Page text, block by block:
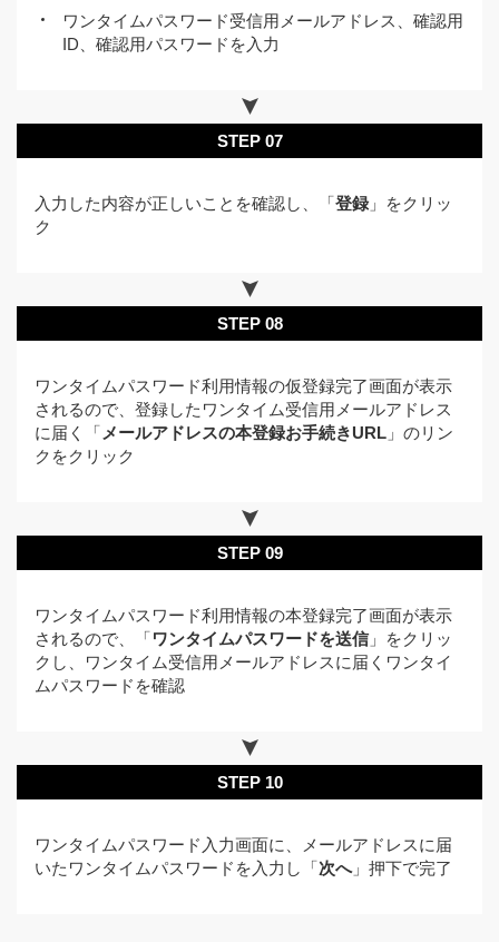
ワンタイムパスワード受信用メールアドレス、確認用
ID、確認用パスワードを入力
STEP 07
入力した内容が正しいことを確認し、「登録」をクリッ
ク
STEP 08
ワンタイムパスワード利用情報の仮登録完了画面が表示
されるので、登録したワンタイム受信用メールアドレス
に届く「 メールアドレスの本登録お手続きURL 」のリン
クをクリック
STEP 09
ワンタイムパスワード利用情報の本登録完了画面が表示
されるので、「ワンタイムパスワードを送信」をクリッ
クし、ワンタイム受信用メールアドレスに届くワンタイ
ムパスワードを確認
STEP 10
ワンタイムパスワード入力画面に、メールアドレスに届
いたワンタイムパスワードを入力し「次へ」押下で完了